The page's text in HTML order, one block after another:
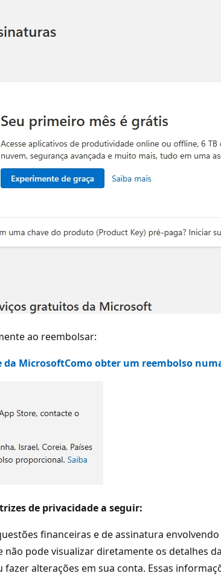
ao reembolsar:
da MicrosoftComo obter um reembolso
de privacidade a seguir:
financeiras e de assinatura
pode visualizar diretamente os detalhes
alterações em sua conta. Essas